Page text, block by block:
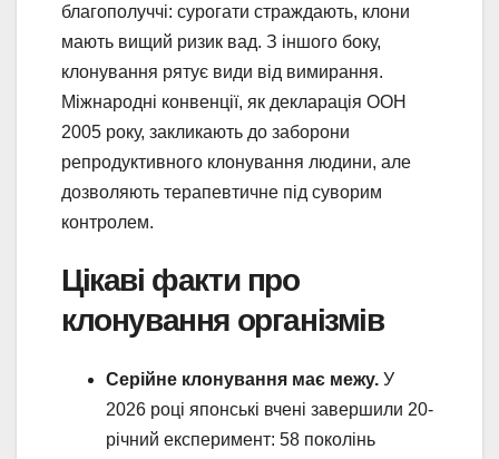
благополуччі: сурогати страждають, клони
мають вищий ризик вад. З іншого боку,
клонування рятує види від вимирання.
Міжнародні конвенції, як декларація ООН
2005 року, закликають до заборони
репродуктивного клонування людини, але
дозволяють терапевтичне під суворим
контролем.
Цікаві факти про
клонування організмів
Серійне клонування має межу. У
2026 році японські вчені завершили 20-
річний експеримент: 58 поколінь